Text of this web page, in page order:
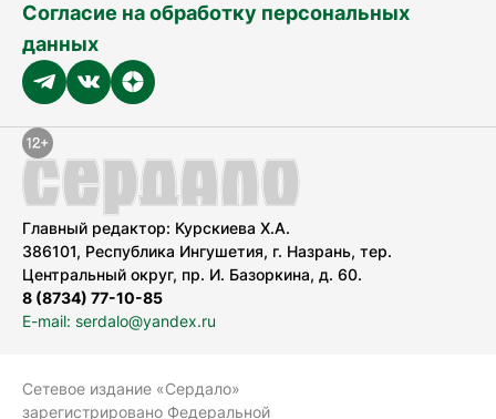
Согласие на обработку персональных
данных
Главный редактор: Курскиева Х.А.
386101, Республика Ингушетия, г. Назрань, тер.
Центральный округ, пр. И. Базоркина, д. 60.
8 (8734) 77-10-85
E-mail: serdalo@yandex.ru
Сетевое издание «Сердало»
зарегистрировано Федеральной